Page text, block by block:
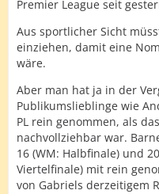
Premier League seit
Aus sportlicher Sicht
einziehen, damit eine
wäre.
Aber man hat ja in der
Publikumslieblinge wie
PL rein genommen, als
nachvollziehbar war.
16 (WM: Halbfinale) und
Viertelfinale) mit rein
von Gabriels derzeitigem